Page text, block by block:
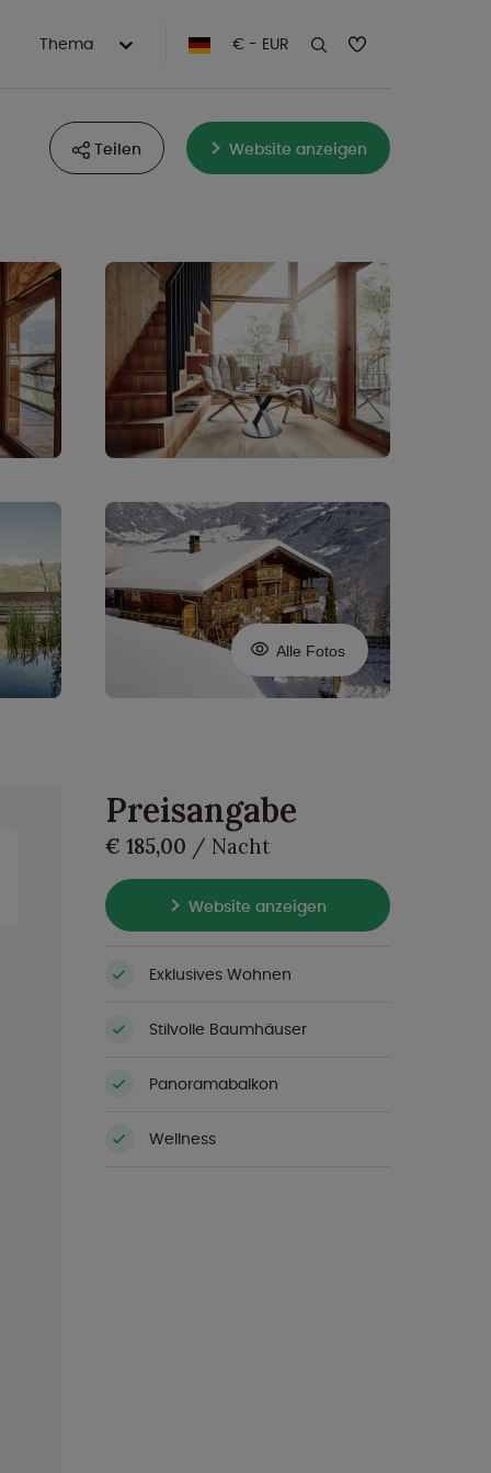
Thema € - EUR
Teilen Website anzeigen
Alle Fotos
Preisangabe
€ 185,00 / Nacht
Website anzeigen
Exklusives Wohnen
Stilvolle Baumhäuser
Panoramabalkon
Wellness